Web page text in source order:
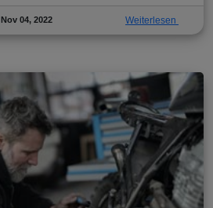
Nov 04, 2022 Weiterlesen